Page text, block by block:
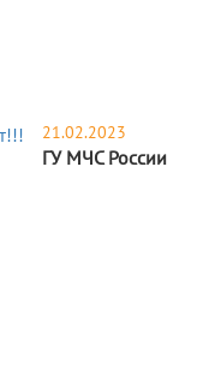
21.02.2023
ГУ МЧС России